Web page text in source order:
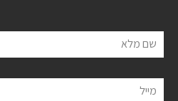
שם מלא
מייל